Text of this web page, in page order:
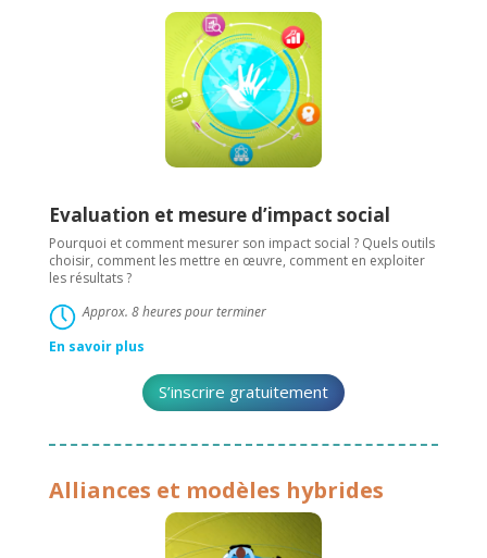
Evaluation et mesure d’impact social
Pourquoi et comment mesurer son impact social ? Quels outils
choisir, comment les mettre en œuvre, comment en exploiter
les résultats ?
Approx. 8 heures pour terminer
En savoir plus
S’inscrire gratuitement
Alliances et modèles hybrides